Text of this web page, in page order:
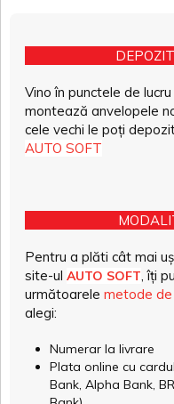
Vino în punctele de
montează anvelopele
cele vechi le poți
AUTO SOFT
Pentru a plăti cât mai
site-ul AUTO SOFT, îți
următoarele metode
alegi:
Numerar la livrare
Plata online cu
Bank, Alpha Bank,